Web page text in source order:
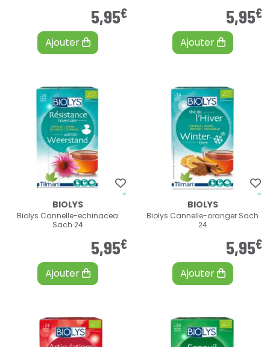
5,95€
Ajouter
5,95€
Ajouter
BIOLYS
Biolys Cannelle-echinacea
Sach 24
5,95€
Ajouter
BIOLYS
Biolys Cannelle-oranger Sach
24
5,95€
Ajouter